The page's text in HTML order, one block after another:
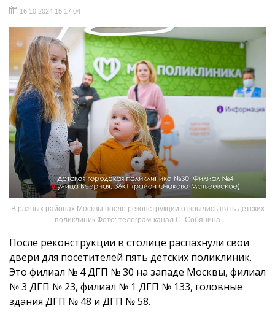
16.10.2024 15:17:04
В разных районах Москвы после реконструкции открылись пять детских
поликлиник Фото: телеграм-канал С. Собянина
После реконструкции в столице распахнули свои
двери для посетителей пять детских поликлиник.
Это филиал № 4 ДГП № 30 на западе Москвы, филиал
№ 3 ДГП № 23, филиал № 1 ДГП № 133, головные
здания ДГП № 48 и ДГП № 58.